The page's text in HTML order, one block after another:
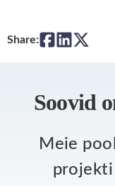
Share:
Soovid
Meie
projekti